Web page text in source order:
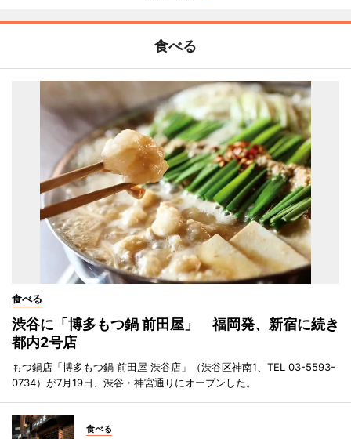
食べる
食べる
渋谷に「博多もつ鍋 前田屋」 福岡発、新宿に続き
都内2号店
もつ鍋店「博多もつ鍋 前田屋 渋谷店」（渋谷区神南1、TEL 03-5593-
0734）が7月19日、渋谷・神宮通りにオープンした。
食べる